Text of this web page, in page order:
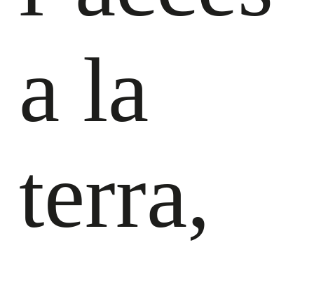
a la
terra,